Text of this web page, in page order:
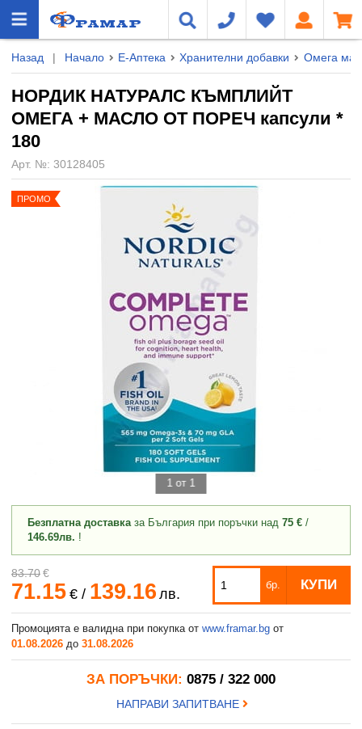
Назад | Начало Е-Аптека Хранителни добавки Омега
НОРДИК НАТУРАЛС КЪМПЛИЙТ
ОМЕГА + МАСЛО ОТ ПОРЕЧ капсули *
180
Арт. №: 30128405
1 от 1
ПРОМО
Безплатна доставказа България при поръчки над 75 € /
146.69лв. !
83.70 €
71.15 €/ 139.16 лв.
бр. КУПИ
Промоцията е валидна при покупка от www.framar.bg от
01.08.2026 до 31.08.2026
ЗА ПОРЪЧКИ: 0875 / 322 000
НАПРАВИ ЗАПИТВАНЕ